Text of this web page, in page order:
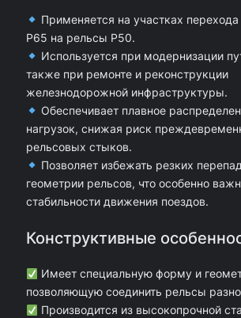
—
Применяется на участках перехода
Р65 на рельсы Р50.
Используется при модернизации
также при ремонте и реконструкции
железнодорожной инфраструктуры.
Обеспечивает плавное
нагрузок, снижая риск
рельсовых стыков.
Позволяет избежать резких
геометрии рельсов, что особенно
стабильности движения поездов.
Конструктивные
Имеет специальную форму и
позволяющую соединить рельсы
Производится из высокопрочной